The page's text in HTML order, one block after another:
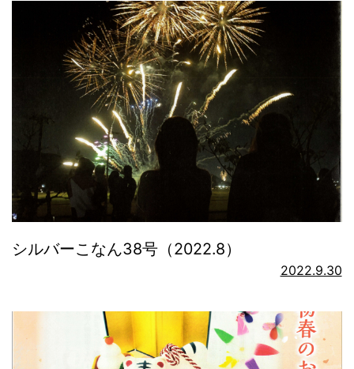
シルバーこなん38号（2022.8）
2022.9.30